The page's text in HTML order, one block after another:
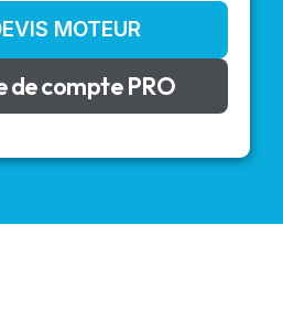
MOTEUR
de compte PRO